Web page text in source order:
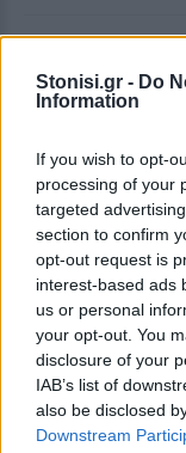
Stonisi.gr - Do
Information
If you wish to opt-
processing of your
targeted
section to confirm
opt-out request is
interest-based ads
us or personal
your opt-out. You
disclosure of your
IAB’s list of
also be disclosed
Downstream
ΤΟΥΡΙΣΜΟΣ
παραλίες
Μυτιλήνης
Τάρτι, Ευρειακή
Μυστεγνών, ενώ
αυτόνομης
ήδη σε Κανόνι,
Καντίνα
Τσαμάκια
Η «Στύψη»
καταγράφει την
χωριού
Το νέο φύλλο της
εφημερίδας
άρθρο για το